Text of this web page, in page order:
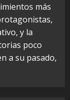
más
y la
poco
a su pasado,